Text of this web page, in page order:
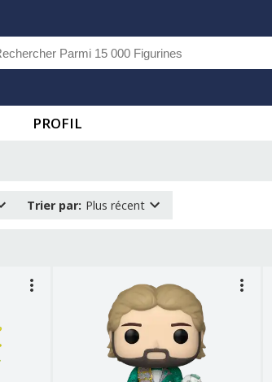
PROFIL
Trier par: Plus récent